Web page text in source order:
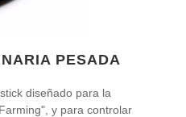
PESADA
diseñado para la
y para controlar